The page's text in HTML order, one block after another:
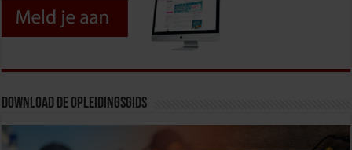
Download de opleidingsgids